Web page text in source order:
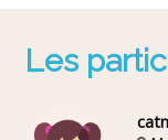
Les